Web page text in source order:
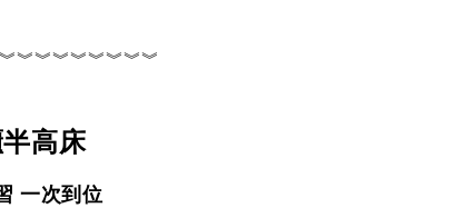
高床
一次到位